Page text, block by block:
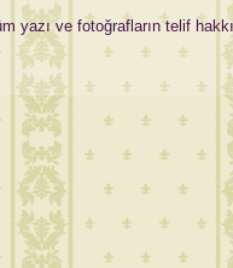
yazı ve fotoğrafların telif